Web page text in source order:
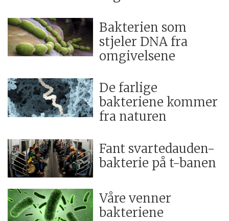
Bakterien som
stjeler DNA fra
omgivelsene
De farlige
bakteriene kommer
fra naturen
Fant svartedauden-
bakterie på t-banen
Våre venner
bakteriene